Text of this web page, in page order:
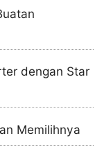
dengan Star
Memilihnya